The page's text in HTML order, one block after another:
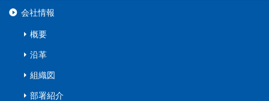
会社情報
概要
沿革
組織図
部署紹介